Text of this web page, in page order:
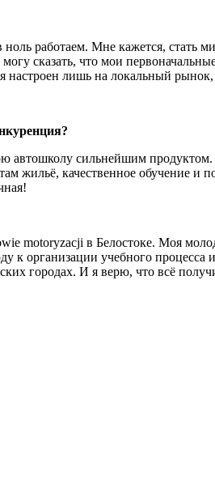
работаем. Мне кажется, стать
сказать, что мои
настроен лишь на локальный
сильнейшим продуктом.
жильё, качественное обучение и
motoryzacji в Белостоке. Моя
к организации учебного
городах. И я верю, что всё